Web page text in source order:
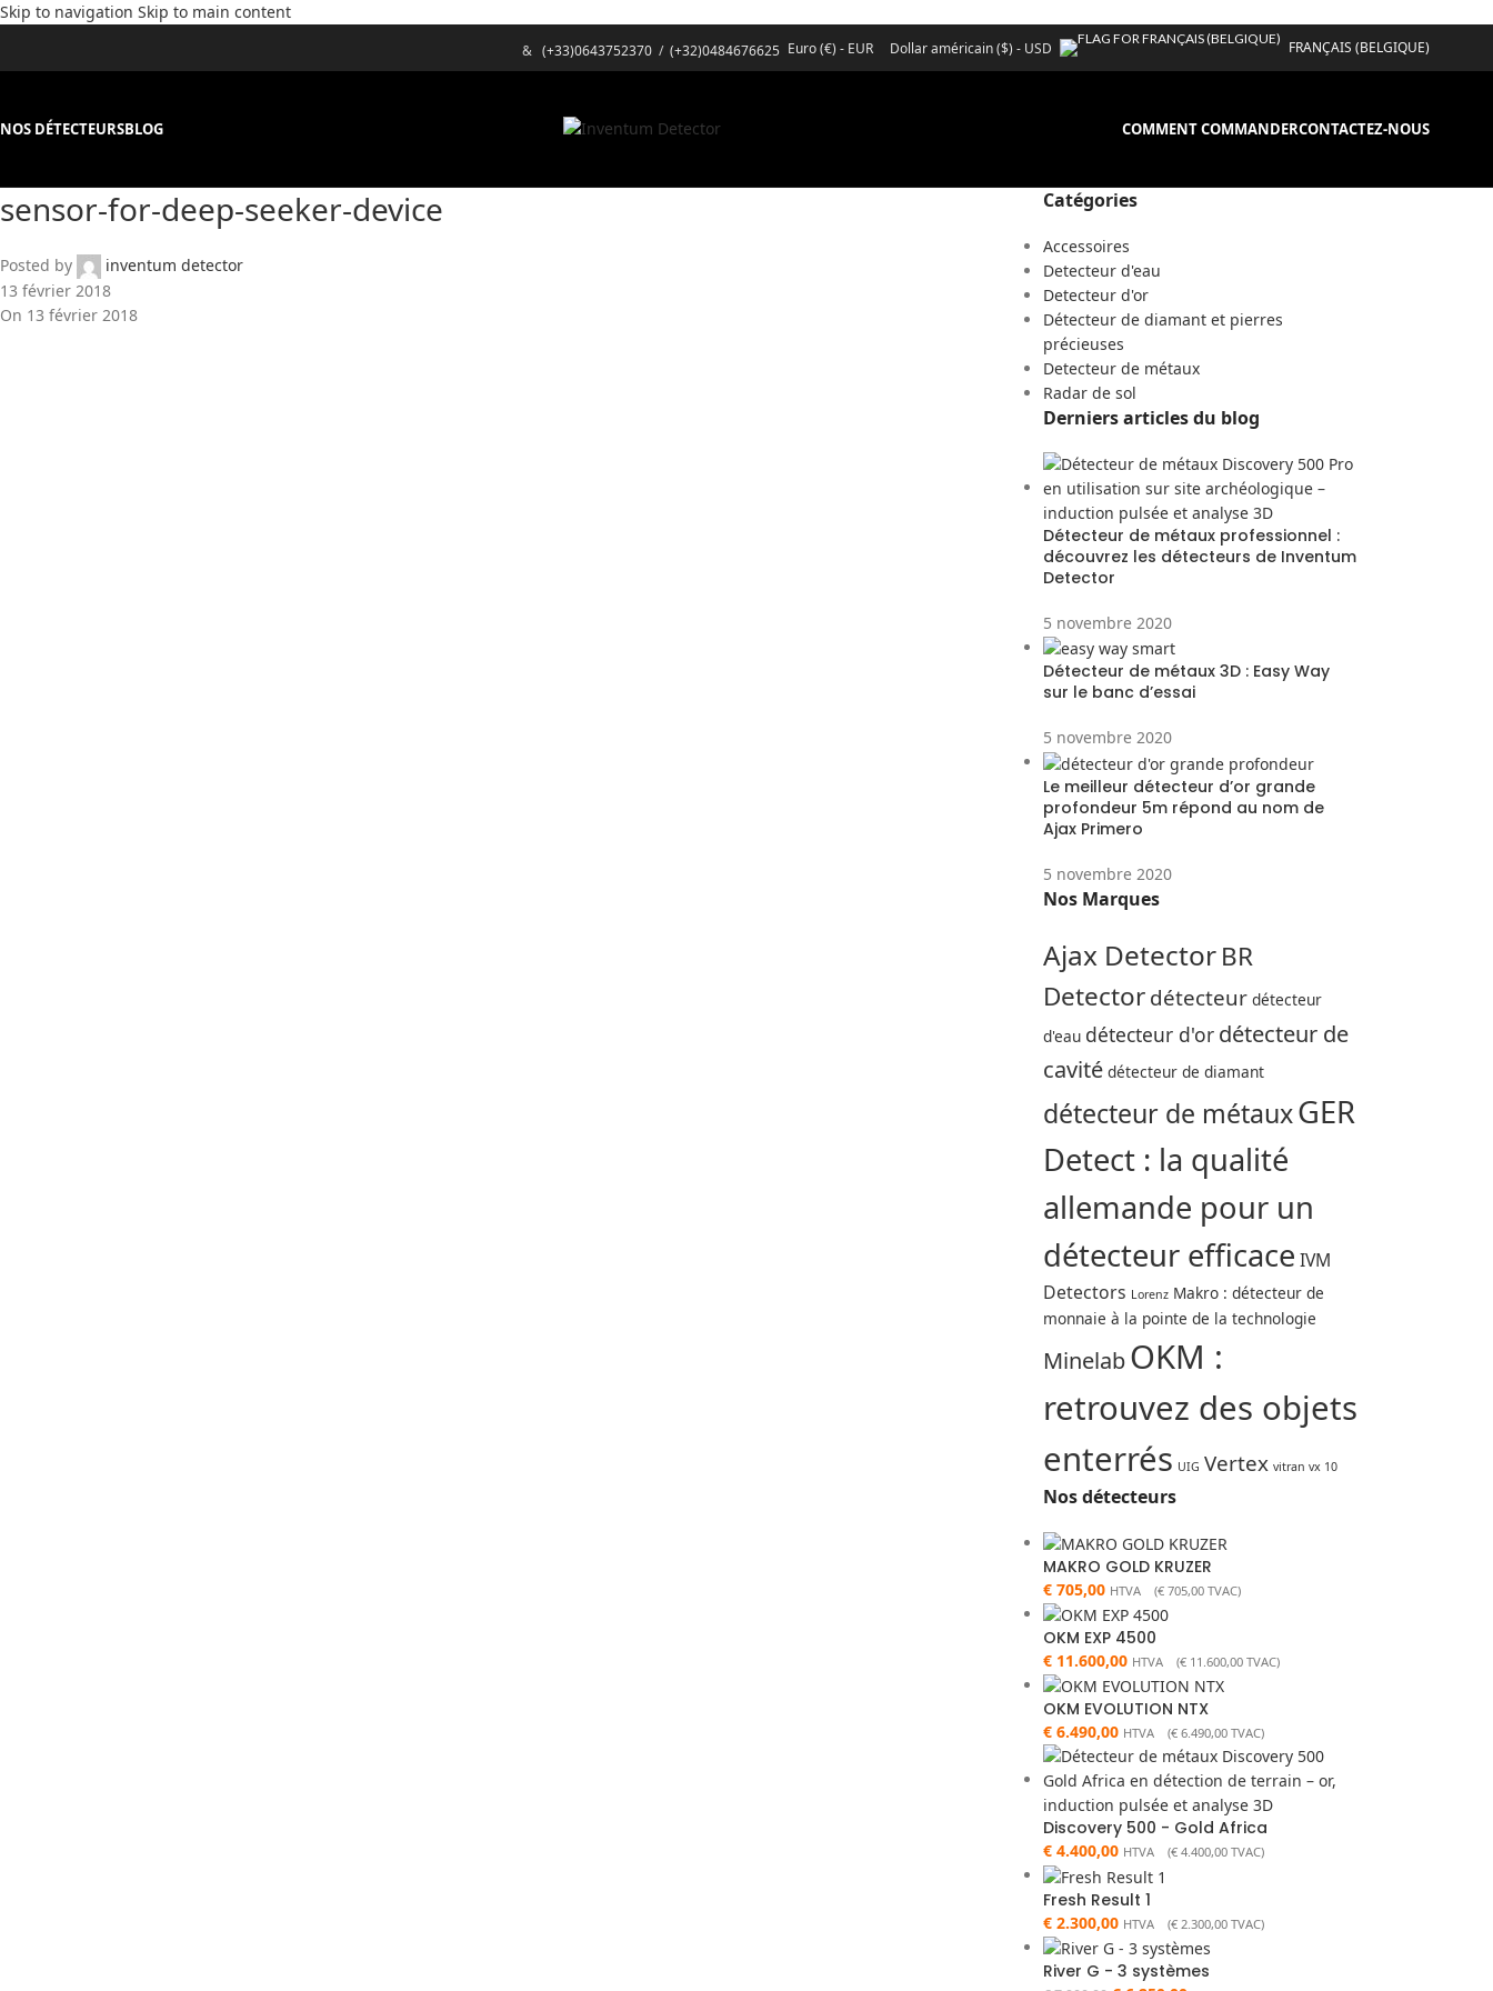
Skip to navigation Skip to main content
& (+33)0643752370/ (+32)0484676625 Euro (€) - EUR Dollar américain ($) - USD FRANÇAIS (BELGIQUE)
NOS DÉTECTEURSBLOG COMMENT COMMANDERCONTACTEZ-NOUS
sensor-for-deep-seeker-device
Posted by
inventum detector
13 février 2018
On 13 février 2018
Catégories
Accessoires
Detecteur d'eau
Detecteur d'or
Détecteur de diamant et pierres
précieuses
Detecteur de métaux
Radar de sol
Derniers articles du blog
Détecteur de métaux professionnel :
découvrez les détecteurs de Inventum
Detector
5 novembre 2020
Détecteur de métaux 3D : Easy Way
sur le banc d’essai
5 novembre 2020
Le meilleur détecteur d’or grande
profondeur 5m répond au nom de
Ajax Primero
5 novembre 2020
Nos Marques
Ajax DetectorBR
Detectordétecteur détecteur
d'eau détecteur d'or détecteur de
cavité détecteur de diamant
détecteur de métauxGER
Detect : la qualité
allemande pour un
détecteur efficace IVM
Detectors Lorenz Makro : détecteur de
monnaie à la pointe de la technologie
MinelabOKM :
retrouvez des objets
enterrés UIG Vertex vitran vx 10
Nos détecteurs
MAKRO GOLD KRUZER
€705,00 HTVA (€705,00TVAC)
OKM EXP 4500
€11.600,00 HTVA (€11.600,00TVAC)
OKM EVOLUTION NTX
€6.490,00 HTVA (€6.490,00TVAC)
Discovery 500 - Gold Africa
€4.400,00 HTVA (€4.400,00TVAC)
Fresh Result 1
€2.300,00 HTVA (€2.300,00TVAC)
River G - 3 systèmes